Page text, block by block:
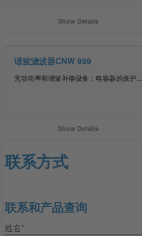
Show Details
谐波滤波器CNW 999
无功功率和谐波补偿设备；电容器的保护…
Show Details
联系方式
联系和产品查询
姓名*